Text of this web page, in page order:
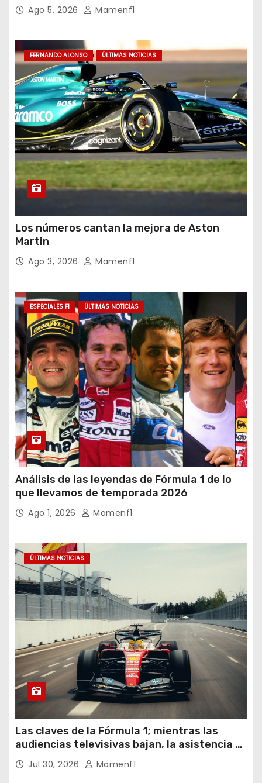
Ago 5, 2026 Mamenf1
FERNANDO ALONSO ÚLTIMAS NOTICIAS
Los números cantan la mejora de Aston
Martin
Ago 3, 2026 Mamenf1
ESPECIALES F1 ÚLTIMAS NOTICIAS
Análisis de las leyendas de Fórmula 1 de lo
que llevamos de temporada 2026
Ago 1, 2026 Mamenf1
ÚLTIMAS NOTICIAS
Las claves de la Fórmula 1; mientras las
audiencias televisivas bajan, la asistencia a
los circuitos suben y en España se nos
vienen sorpresas
Jul 30, 2026 Mamenf1